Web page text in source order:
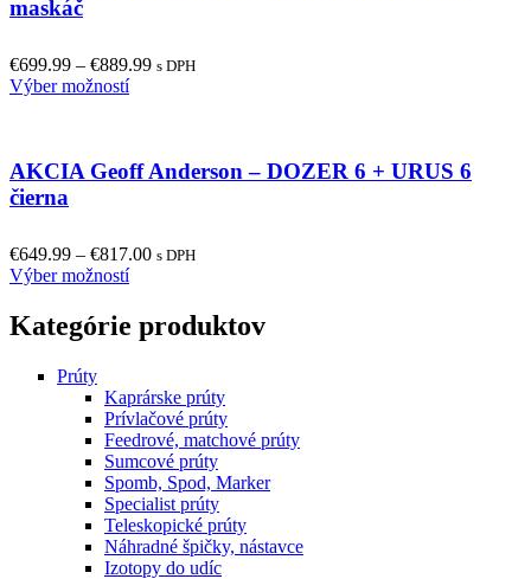
be
chosen
page
maskáč
€699.99 – €889.99 s DPH
Výber možnostíThis
variants.
be
chosen
the
product
AKCIA Geoff Anderson – DOZER 6 + URUS 6
čierna
€649.99 – €817.00 s DPH
Výber možnostíThis
multiple
options
may
be
chosen
on
the
product
page
Kategórie produktov
Prúty
Kaprárske prúty
Prívlačové prúty
Feedrové, matchové prúty
Sumcové prúty
Spomb, Spod, Marker
Specialist prúty
Teleskopické prúty
Náhradné špičky, nástavce
Izotopy do udíc